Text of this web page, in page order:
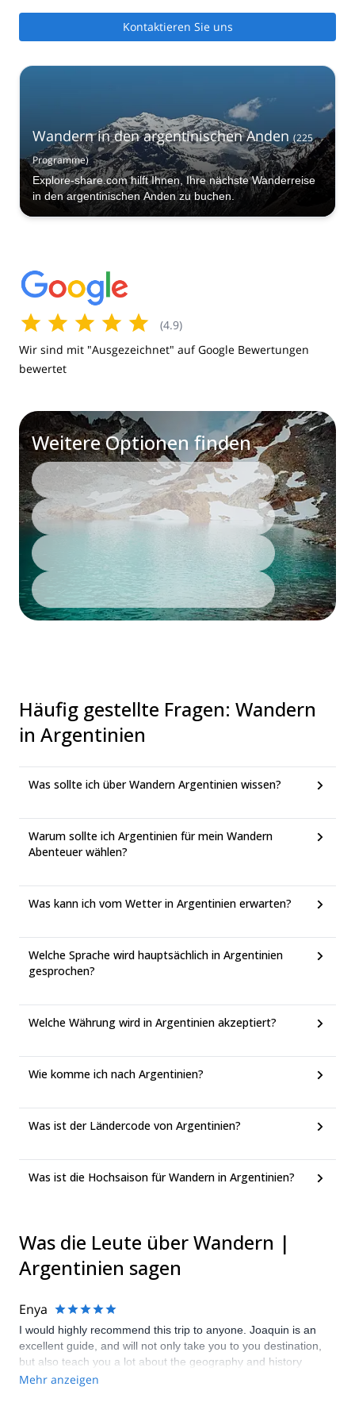
Kontaktieren Sie uns
Wandern in den argentinischen Anden (225
Programme)
Explore-share.com hilft Ihnen, Ihre nächste Wanderreise
in den argentinischen Anden zu buchen.
(4.9)
Wir sind mit "Ausgezeichnet" auf Google Bewertungen
bewertet
Weitere Optionen finden
Häufig gestellte Fragen: Wandern
in Argentinien
Was sollte ich über Wandern Argentinien wissen?
Warum sollte ich Argentinien für mein Wandern
Abenteuer wählen?
Was kann ich vom Wetter in Argentinien erwarten?
Welche Sprache wird hauptsächlich in Argentinien
gesprochen?
Welche Währung wird in Argentinien akzeptiert?
Wie komme ich nach Argentinien?
Was ist der Ländercode von Argentinien?
Was ist die Hochsaison für Wandern in Argentinien?
Was die Leute über Wandern |
Argentinien sagen
Enya
I would highly recommend this trip to anyone. Joaquin is an
excellent guide, and will not only take you to you destination,
but also teach you a lot about the geography and history
around Aconcagua and the area around. The view of
Mehr anzeigen